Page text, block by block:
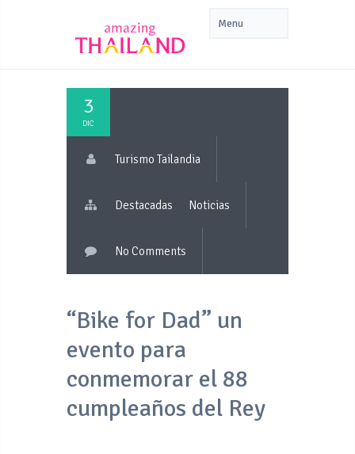
3
DIC
Turismo Tailandia
Destacadas Noticias
No Comments
“Bike for Dad” un
evento para
conmemorar el 88
cumpleaños del Rey